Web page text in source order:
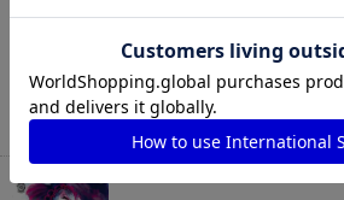
絶対なる忠誠 アルベド(HRR)
680円